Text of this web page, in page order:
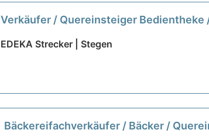
Verkäufer / Quereinsteiger
EDEKA Strecker | Stegen
Bäckereifachverkäufer / Bäcker /